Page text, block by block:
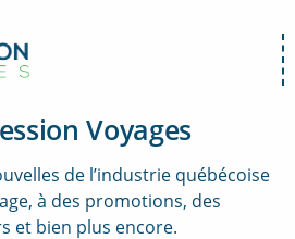
Voyages
de l’industrie québécoise
à des promotions, des
et bien plus encore.